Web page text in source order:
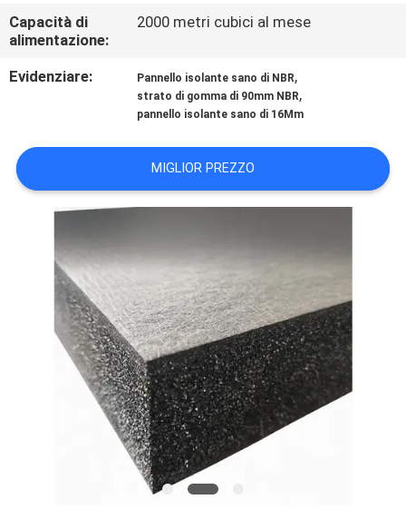
RICHIEDA
UNA
MAPPA
DEL
SITO
PRIVACY
POLICY
Capacità di
alimentazione:
2000 metri cubici al mese
Evidenziare: Pannello isolante sano di NBR,
strato di gomma di 90mm NBR,
pannello isolante sano di 16Mm
MIGLIOR PREZZO